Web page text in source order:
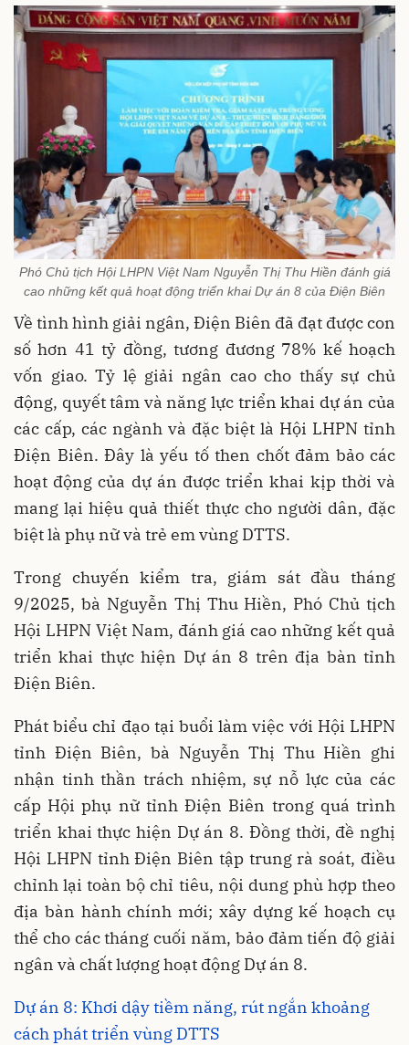
Phó Chủ tịch Hội LHPN Việt Nam Nguyễn Thị Thu Hiền đánh giá
cao những kết quả hoạt động triển khai Dự án 8 của Điện Biên
Về tình hình giải ngân, Điện Biên đã đạt được con
số hơn 41 tỷ đồng, tương đương 78% kế hoạch
vốn giao. Tỷ lệ giải ngân cao cho thấy sự chủ
động, quyết tâm và năng lực triển khai dự án của
các cấp, các ngành và đặc biệt là Hội LHPN tỉnh
Điện Biên. Đây là yếu tố then chốt đảm bảo các
hoạt động của dự án được triển khai kịp thời và
mang lại hiệu quả thiết thực cho người dân, đặc
biệt là phụ nữ và trẻ em vùng DTTS.
Trong chuyến kiểm tra, giám sát đầu tháng
9/2025, bà Nguyễn Thị Thu Hiền, Phó Chủ tịch
Hội LHPN Việt Nam, đánh giá cao những kết quả
triển khai thực hiện Dự án 8 trên địa bàn tỉnh
Điện Biên.
Phát biểu chỉ đạo tại buổi làm việc với Hội LHPN
tỉnh Điện Biên, bà Nguyễn Thị Thu Hiền ghi
nhận tinh thần trách nhiệm, sự nỗ lực của các
cấp Hội phụ nữ tỉnh Điện Biên trong quá trình
triển khai thực hiện Dự án 8. Đồng thời, đề nghị
Hội LHPN tỉnh Điện Biên tập trung rà soát, điều
chỉnh lại toàn bộ chỉ tiêu, nội dung phù hợp theo
địa bàn hành chính mới; xây dựng kế hoạch cụ
thể cho các tháng cuối năm, bảo đảm tiến độ giải
ngân và chất lượng hoạt động Dự án 8.
Dự án 8: Khơi dậy tiềm năng, rút ngắn khoảng
cách phát triển vùng DTTS